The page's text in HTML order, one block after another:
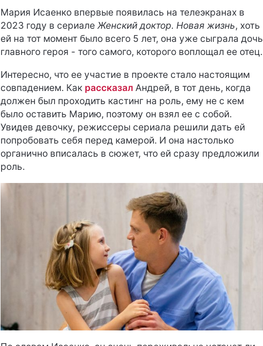
Мария Исаенко впервые появилась на телеэкранах в
2023 году в сериале Женский доктор. Новая жизнь, хоть
ей на тот момент было всего 5 лет, она уже сыграла дочь
главного героя - того самого, которого воплощал ее отец.
Интересно, что ее участие в проекте стало настоящим
совпадением. Как рассказал Андрей, в тот день, когда
должен был проходить кастинг на роль, ему не с кем
было оставить Марию, поэтому он взял ее с собой.
Увидев девочку, режиссеры сериала решили дать ей
попробовать себя перед камерой. И она настолько
органично вписалась в сюжет, что ей сразу предложили
роль.